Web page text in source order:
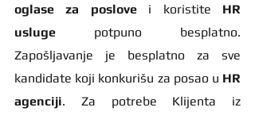
oglase za poslove i koristite HR
usluge potpuno besplatno.
Zapošljavanje je besplatno za sve
kandidate koji konkurišu za posao u HR
agenciji. Za potrebe Klijenta iz